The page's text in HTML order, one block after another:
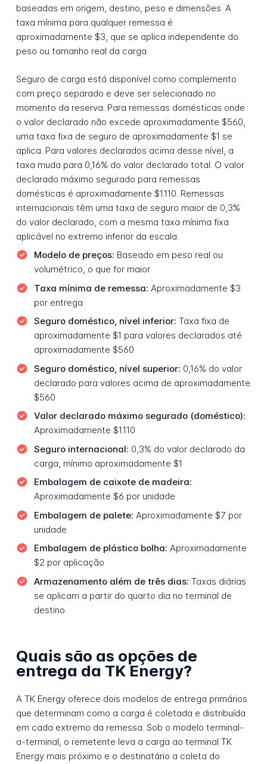
baseadas em origem, destino, peso e dimensões. A
taxa mínima para qualquer remessa é
aproximadamente $3, que se aplica independente do
peso ou tamanho real da carga.
Seguro de carga está disponível como complemento
com preço separado e deve ser selecionado no
momento da reserva. Para remessas domésticas onde
o valor declarado não excede aproximadamente $560,
uma taxa fixa de seguro de aproximadamente $1 se
aplica. Para valores declarados acima desse nível, a
taxa muda para 0,16% do valor declarado total. O valor
declarado máximo segurado para remessas
domésticas é aproximadamente $1.110. Remessas
internacionais têm uma taxa de seguro maior de 0,3%
do valor declarado, com a mesma taxa mínima fixa
aplicável no extremo inferior da escala.
Modelo de preços: Baseado em peso real ou
volumétrico, o que for maior
Taxa mínima de remessa: Aproximadamente $3
por entrega
Seguro doméstico, nível inferior: Taxa fixa de
aproximadamente $1 para valores declarados até
aproximadamente $560
Seguro doméstico, nível superior: 0,16% do valor
declarado para valores acima de aproximadamente
$560
Valor declarado máximo segurado (doméstico):
Aproximadamente $1.110
Seguro internacional: 0,3% do valor declarado da
carga, mínimo aproximadamente $1
Embalagem de caixote de madeira:
Aproximadamente $6 por unidade
Embalagem de palete: Aproximadamente $7 por
unidade
Embalagem de plástico bolha: Aproximadamente
$2 por aplicação
Armazenamento além de três dias: Taxas diárias
se aplicam a partir do quarto dia no terminal de
destino
Quais são as opções de
entrega da TK Energy?
A TK Energy oferece dois modelos de entrega primários
que determinam como a carga é coletada e distribuída
em cada extremo da remessa. Sob o modelo terminal-
a-terminal, o remetente leva a carga ao terminal TK
Energy mais próximo e o destinatário a coleta do